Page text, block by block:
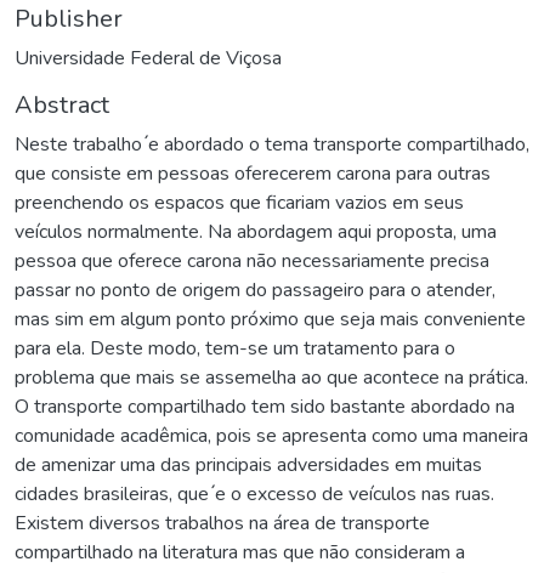
Publisher
Universidade Federal de Viçosa
Abstract
Neste trabalho ́e abordado o tema transporte compartilhado,
que consiste em pessoas oferecerem carona para outras
preenchendo os espacos que ficariam vazios em seus
veículos normalmente. Na abordagem aqui proposta, uma
pessoa que oferece carona não necessariamente precisa
passar no ponto de origem do passageiro para o atender,
mas sim em algum ponto próximo que seja mais conveniente
para ela. Deste modo, tem-se um tratamento para o
problema que mais se assemelha ao que acontece na prática.
O transporte compartilhado tem sido bastante abordado na
comunidade acadêmica, pois se apresenta como uma maneira
de amenizar uma das principais adversidades em muitas
cidades brasileiras, que ́e o excesso de veículos nas ruas.
Existem diversos trabalhos na área de transporte
compartilhado na literatura mas que não consideram a